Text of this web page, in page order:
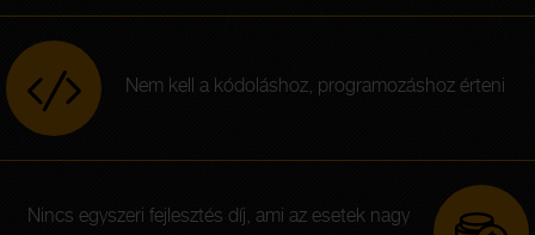
Nem kell a kódoláshoz, programozáshoz érteni
Nincs egyszeri fejlesztés díj, ami az esetek nagy